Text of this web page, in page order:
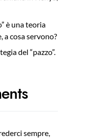
è una teoria
a cosa servono?
del “pazzo”.
sempre,